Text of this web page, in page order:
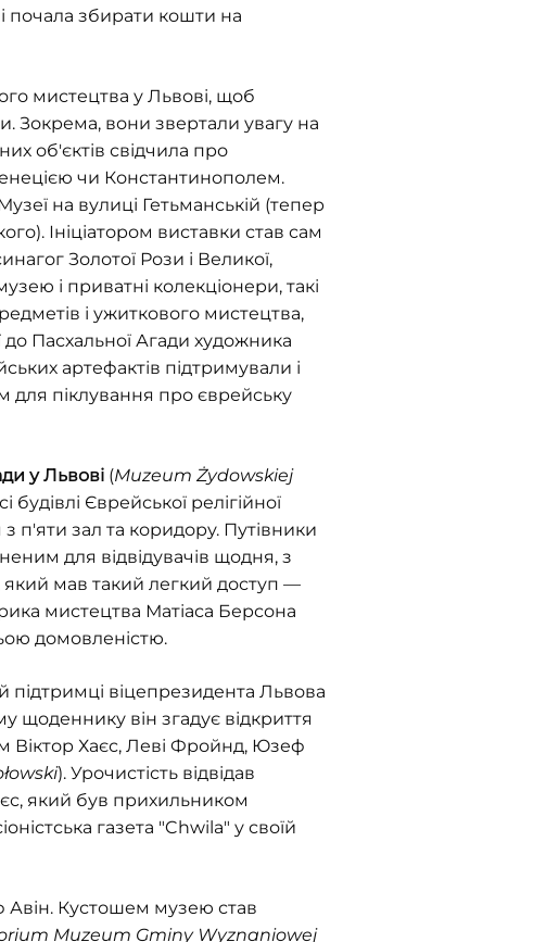
почала збирати кошти на
мистецтва у Львові, щоб
Зокрема, вони звертали увагу на
об'єктів свідчила про
чи Константинополем.
на вулиці Гетьманській (тепер
Ініціатором виставки став сам
Золотої Рози і Великої,
і приватні колекціонери, такі
і ужиткового мистецтва,
до Пасхальної Агади художника
артефактів підтримували і
для піклування про єврейську
у Львові (Muzeum Żydowskiej
Єврейської релігійної
п'яти зал та коридору. Путівники
для відвідувачів щодня, з
який мав такий легкий доступ —
мистецтва Матіаса Берсона
домовленістю.
підтримці віцепрезидента Львова
щоденнику він згадує відкриття
Віктор Хаєс, Леві Фройнд, Юзеф
łowski). Урочистість відвідав
який був прихильником
газета "Chwila" у своїй
Кустошем музею став
Muzeum Gminy Wyznaniowej